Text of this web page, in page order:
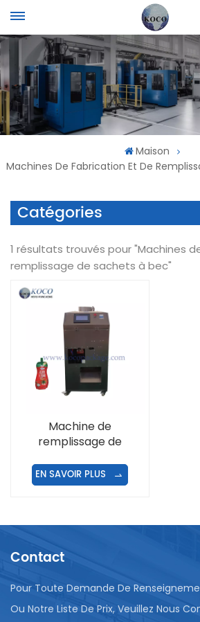
Maison
Machines De Fabrication Et De
Catégories
1 résultats trouvés pour "Machines
remplissage de sachets à bec"
Machine de
remplissage de
EN SAVOIR PLUS
Contact
Pour Toute Demande De
Ou Notre Liste De Prix, Veuillez Nous